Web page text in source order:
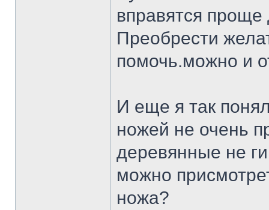
вправятся
Преобрести
помочь.можно и
И еще я так
ножей не очень
деревянные не
можно
ножа?